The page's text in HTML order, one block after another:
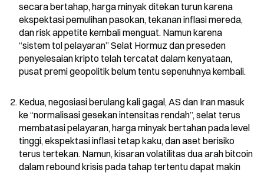
secara bertahap, harga minyak ditekan turun karena
ekspektasi pemulihan pasokan, tekanan inflasi mereda,
dan risk appetite kembali menguat. Namun karena
“sistem tol pelayaran” Selat Hormuz dan preseden
penyelesaian kripto telah tercatat dalam kenyataan,
pusat premi geopolitik belum tentu sepenuhnya kembali.
Kedua, negosiasi berulang kali gagal, AS dan Iran masuk
ke “normalisasi gesekan intensitas rendah”, selat terus
membatasi pelayaran, harga minyak bertahan pada level
tinggi, ekspektasi inflasi tetap kaku, dan aset berisiko
terus tertekan. Namun, kisaran volatilitas dua arah bitcoin
dalam rebound krisis pada tahap tertentu dapat makin